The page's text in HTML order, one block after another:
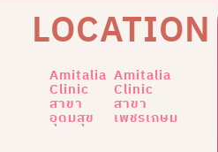
LOCATION
Amitalia
Clinic
สาขา
อุดมสุข
Amitalia
Clinic
สาขา
เพชรเกษม